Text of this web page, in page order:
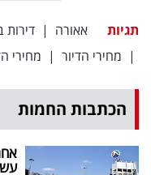
תגיות אאורה | דירות
| מחירי הדיור | מחירי
הכתבות החמות